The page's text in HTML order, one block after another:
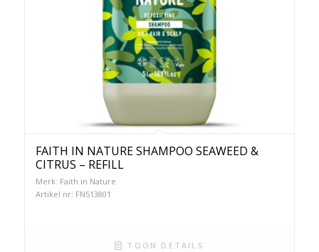
FAITH IN NATURE SHAMPOO SEAWEED &
CITRUS – REFILL
Merk: Faith in Nature
Artikel nr: FN513801
TOON DETAILS